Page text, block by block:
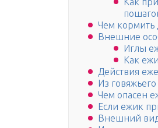
Чем кормить
Внешние
Иглы
Как
Действия
Из
Чем опасен
Если ежик
Внешний